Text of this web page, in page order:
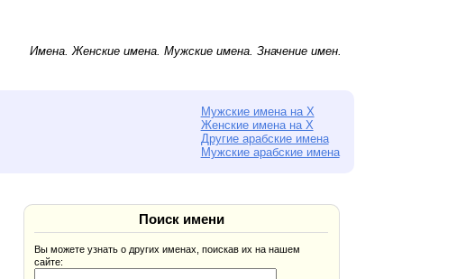
Имена.Женские имена.Мужские имена. Значение имен.
Мужские имена на Х
Женские имена на Х
Другие арабские имена
Мужские арабские имена
Поиск имени
Вы можете узнать о других именах, поискав их на нашем
сайте: